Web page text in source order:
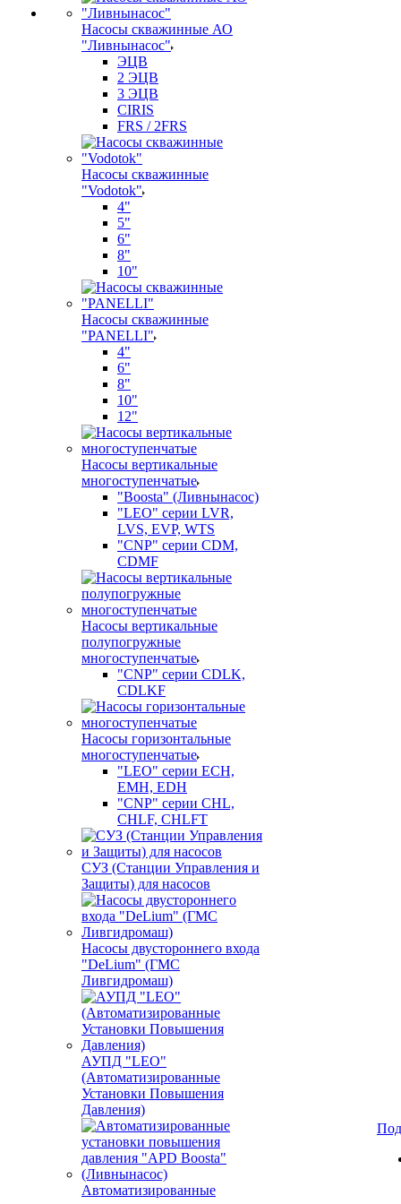
Насосы скважинные АО
"Ливнынасос"
ЭЦВ
2 ЭЦВ
3 ЭЦВ
CIRIS
FRS / 2FRS
Насосы скважинные
"Vodotok"
4"
5"
6"
8"
10"
Насосы скважинные
"PANELLI"
4"
6"
8"
10"
12"
Насосы вертикальные
многоступенчатые
"Boosta" (Ливнынасос)
"LEO" серии LVR,
LVS, EVP, WTS
"CNP" серии CDM,
CDMF
Насосы вертикальные
полупогружные
многоступенчатые
"CNP" серии CDLK,
CDLKF
Насосы горизонтальные
многоступенчатые
"LEO" серии ECH,
EMH, EDH
"CNP" серии CHL,
CHLF, CHLFT
СУЗ (Станции Управления и
Защиты) для насосов
Насосы двустороннего входа
"DeLium" (ГМС
Ливгидромаш)
АУПД "LEO"
(Автоматизированные
Установки Повышения
Давления)
Автоматизированные